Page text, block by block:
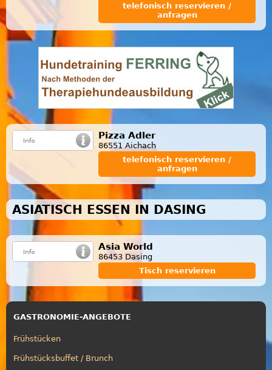
telefonisch reservieren /
anfragen
Pizza Adler
86551 Aichach
telefonisch reservieren /
anfragen
ASIATISCH ESSEN IN DASING
Asia World
86453 Dasing
Tisch reservieren
GASTRONOMIE-ANGEBOTE
Frühstücken
Frühstücksbuffet / Brunch